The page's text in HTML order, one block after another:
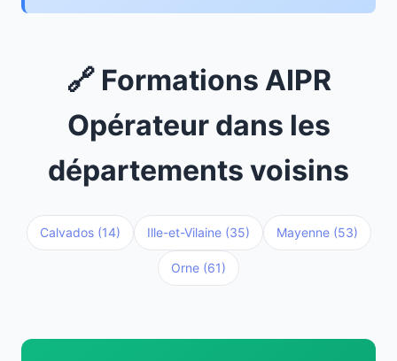
🔗 Formations AIPR
Opérateur dans les
départements voisins
Calvados (14) Ille-et-Vilaine (35) Mayenne (53)
Orne (61)